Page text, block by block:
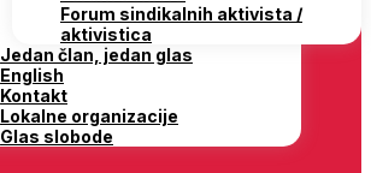
Forum sindikalnih aktivista /
aktivistica
Jedan član, jedan glas
English
Kontakt
Lokalne organizacije
Glas slobode